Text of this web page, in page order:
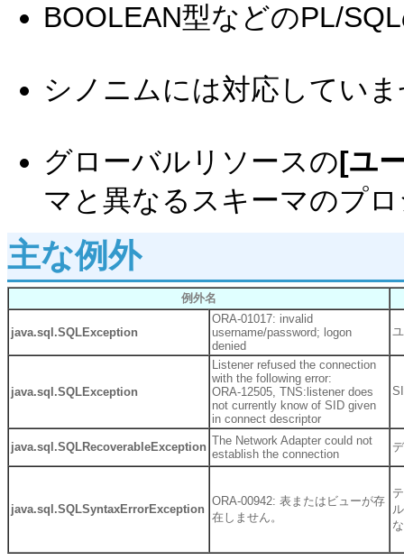
BOOLEAN型などのPL/
シノニムには対応してい
グローバルリソースの[ユ
マと異なるスキーマのプ
主な例外
例外名
java.sql.SQLException
ORA-01017: invalid
username/password; logon
denied
java.sql.SQLException
Listener refused the connection
with the following error:
ORA-12505, TNS:listener does
not currently know of SID given
in connect descriptor
java.sql.SQLRecoverableException The Network Adapter could not
establish the connection
java.sql.SQLSyntaxErrorException
ORA-00942: 表またはビューが存
在しません。